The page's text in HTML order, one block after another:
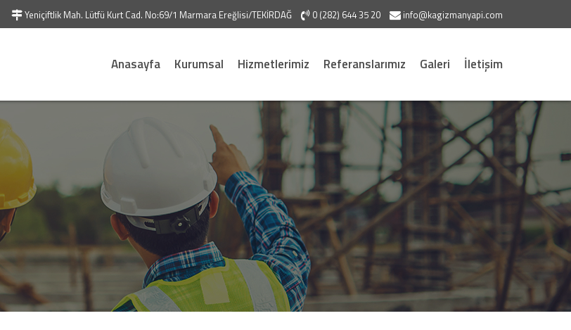
Yeniçiftlik Mah. Lütfü Kurt Cad. No:69/1 Marmara Ereğlisi/TEKİRDAĞ 0 (282) 644 35 20 info@kagizmanyapi.com
Anasayfa Kurumsal Hizmetlerimiz Referanslarımız Galeri İletişim